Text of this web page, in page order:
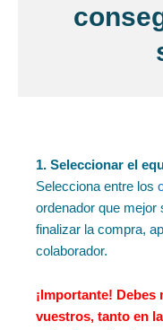
1. Seleccionar el
Selecciona entre los
ordenador que mejor
finalizar la compra,
colaborador.
¡Importante! Debes
vuestros, tanto en